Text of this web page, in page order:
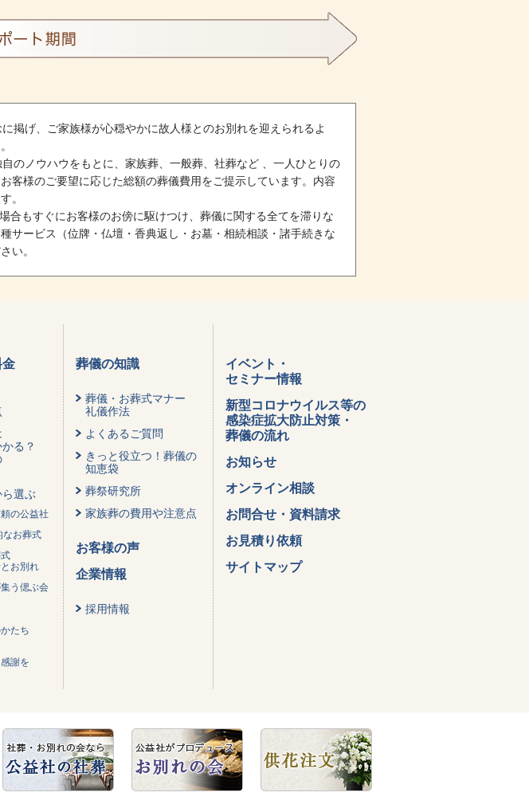
掲げ、ご家族様が心穏やかに故人様とのお別れを迎えられるよ
のノウハウをもとに、家族葬、一般葬、社葬など 、一人ひとりの
客様のご要望に応じた総額の葬儀費用をご提示しています。内容
。
合もすぐにお客様のお傍に駆けつけ、葬儀に関する全てを滞りな
サービス（位牌・仏壇・香典返し・お墓・相続相談・諸手続きな
い。
金
る？
選ぶ
の公益社
なお葬式
お別れ
う偲ぶ会
たち
謝を
葬儀の知識
葬儀・お葬式マナー
礼儀作法
よくあるご質問
きっと役立つ！葬儀の
知恵袋
葬祭研究所
家族葬の費用や注意点
お客様の声
企業情報
採用情報
イベント・
セミナー情報
新型コロナウイルス等の
感染症拡大防止対策・
葬儀の流れ
お知らせ
オンライン相談
お問合せ・資料請求
お見積り依頼
サイトマップ